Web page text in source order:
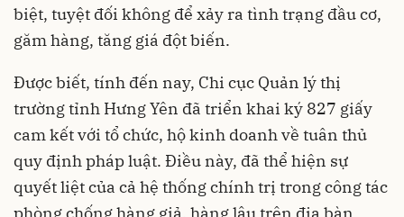
biệt, tuyệt đối không để xảy ra tình trạng đầu cơ,
găm hàng, tăng giá đột biến.
Được biết, tính đến nay, Chi cục Quản lý thị
trường tỉnh Hưng Yên đã triển khai ký 827 giấy
cam kết với tổ chức, hộ kinh doanh về tuân thủ
quy định pháp luật. Điều này, đã thể hiện sự
quyết liệt của cả hệ thống chính trị trong công tác